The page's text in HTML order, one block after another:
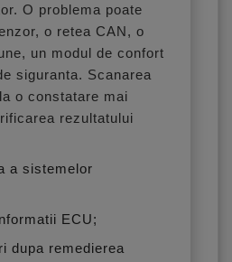
O problema poate
o retea CAN, o
un modul de confort
siguranta. Scanarea
o constatare mai
rezultatului
a sistemelor
ECU;
dupa remedierea